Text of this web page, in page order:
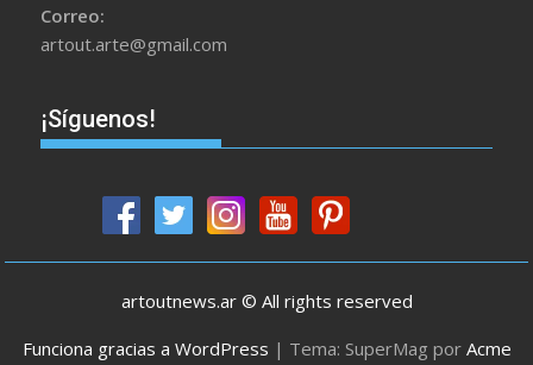
Correo:
artout.arte@gmail.com
¡Síguenos!
artoutnews.ar © All rights reserved
Funciona gracias a WordPress | Tema: SuperMag por Acme